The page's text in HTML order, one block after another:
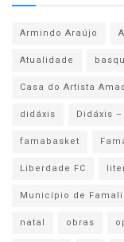
Armindo Araújo
Atualidade
Casa do Artista
didáxis
Didáxis
famabasket
Liberdade FC
Município de
natal
obras